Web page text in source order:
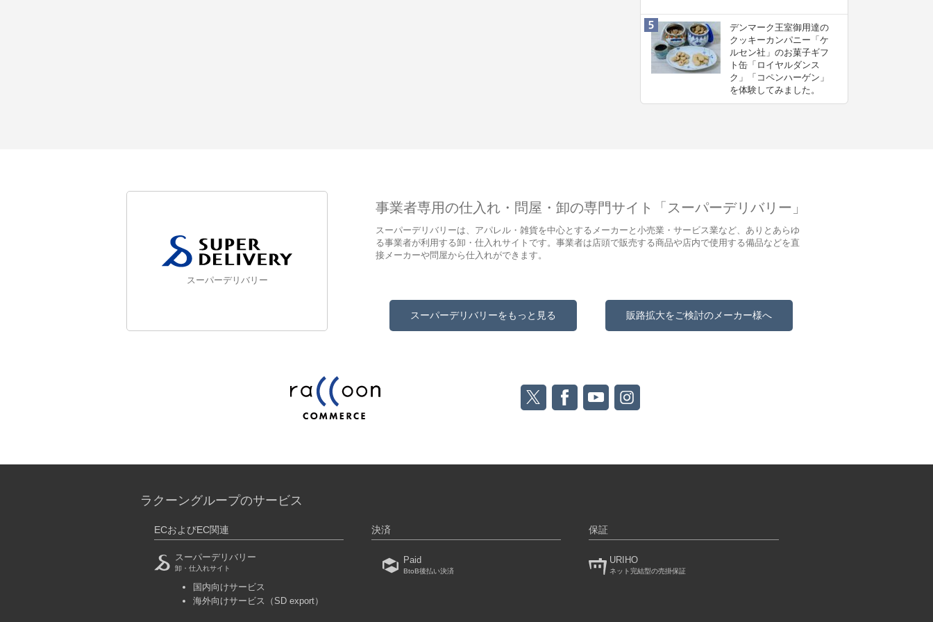
デンマーク王室御用達の
クッキーカンパニー「ケ
ルセン社」のお菓子ギフ
ト缶「ロイヤルダンス
ク」「コペンハーゲン」
を体験してみました。
スーパーデリバリー
事業者専用の仕入れ・問屋・卸の専門サイト「スーパーデリバリー」
スーパーデリバリーは、アパレル・雑貨を中心とするメーカーと小売業・サービス業など、ありとあらゆ
る事業者が利用する卸・仕入れサイトです。事業者は店頭で販売する商品や店内で使用する備品などを直
接メーカーや問屋から仕入れができます。
スーパーデリバリーをもっと見る 販路拡大をご検討のメーカー様へ
ラクーングループのサービス
ECおよびEC関連
スーパーデリバリー
卸・仕入れサイト
国内向けサービス
海外向けサービス
（SD export）
決済
Paid
BtoB後払い決済
保証
URIHO
ネット完結型の売掛保証